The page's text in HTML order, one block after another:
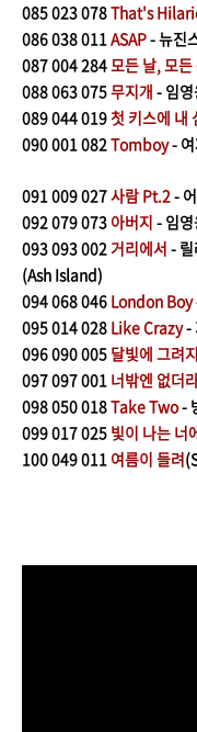
085023 078That's
086038 011ASAP- 뉴진
087004 284모든 날, 모든
088063 075무지개 - 임
089044 019첫 키스에
090001 082Tomboy- 여
091009 027사람 Pt.2-
092079 073 아버지 - 임
093093 002거리에서 -
(Ash Island)
094 068 046 London Boy
095014 028 Like Crazy-
096090 005 달빛에 그려
097 097 001 너밖엔 없더
098050 018Take Two-
099017 025 빛이 나는 너
100049 011 여름이 들려